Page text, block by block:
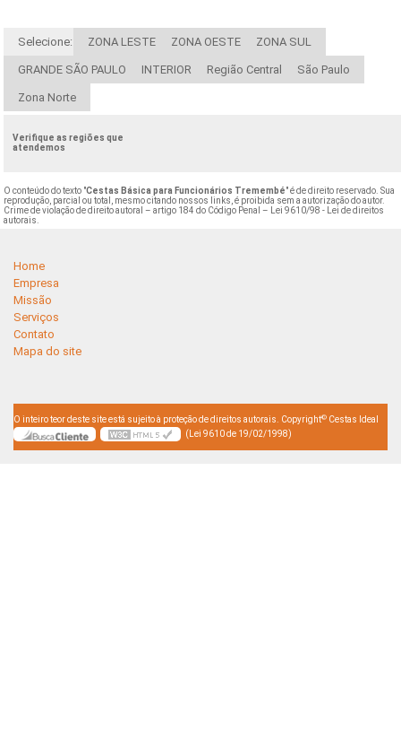
Selecione: ZONA LESTE ZONA OESTE ZONA SUL
GRANDE SÃO PAULO INTERIOR Região Central São Paulo
Zona Norte
Verifique as regiões que
atendemos
O conteúdo do texto "Cestas Básica para Funcionários Tremembé" é de direito reservado. Sua
reprodução, parcial ou total, mesmo citando nossos links, é proibida sem a autorização do autor.
Crime de violação de direito autoral – artigo 184 do Código Penal –
Lei 9610/98 - Lei de direitos
autorais
Home
Empresa
Missão
Serviços
Contato
Mapa do site
O inteiro teor deste site está sujeito à proteção de direitos autorais. Copyright© Cestas Ideal
(Lei 9610 de 19/02/1998)